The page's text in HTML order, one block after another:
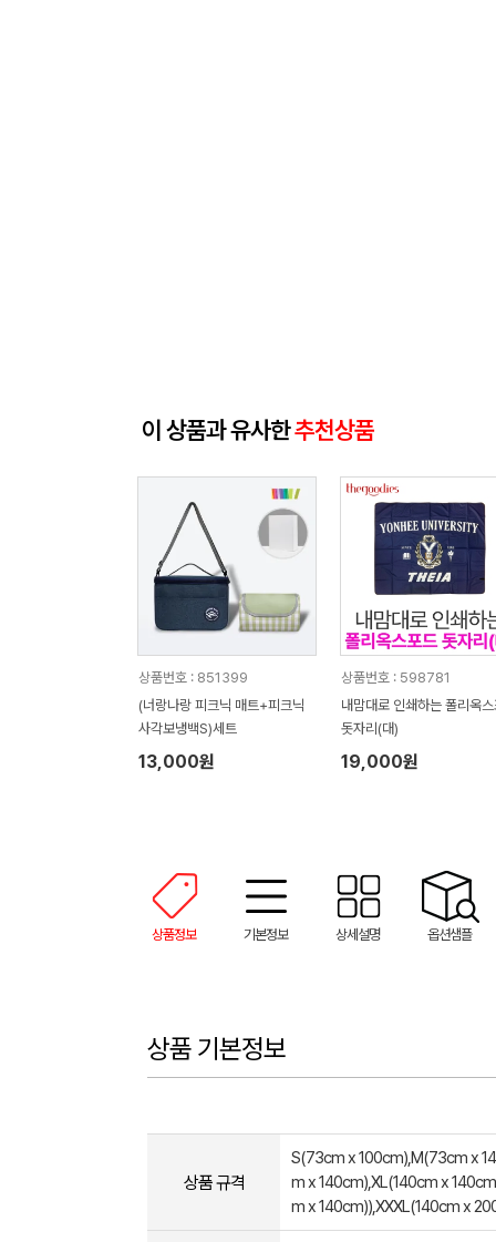
이 상품과 유사한추천상품
상품번호 : 851399
(너랑나랑 피크닉 매트+피크닉
사각보냉백S)세트
13,000원
상품번호 : 598781
내맘대로 인쇄하는 폴리옥
돗자리(대)
19,000원
상품정보 기본정보 상세설명 옵션샘플
상품 기본정보
상품 규격
S(73cm x 100cm),M(73cm x
m x 140cm),XL(140cm x
m x 140cm)),XXXL(140cm x